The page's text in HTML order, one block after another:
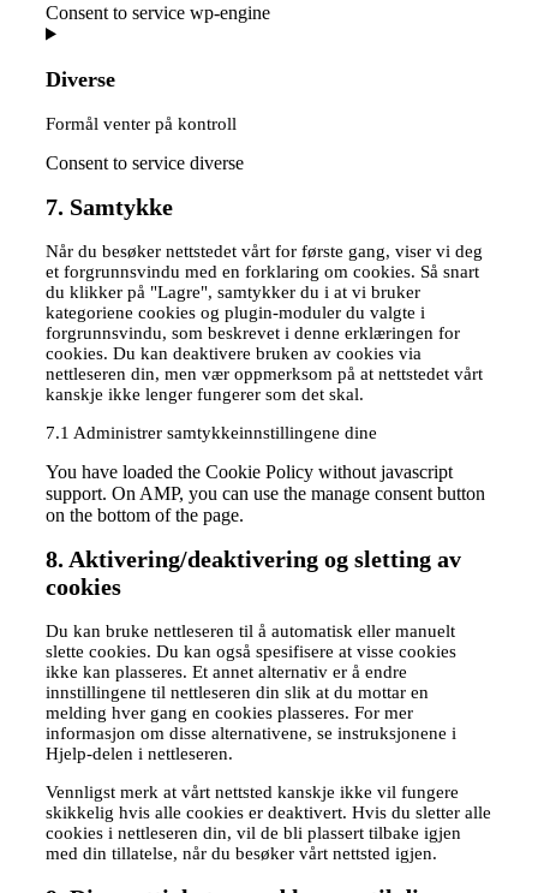
Consent to service wp-engine
Diverse
Formål venter på kontroll
Consent to service diverse
7. Samtykke
Når du besøker nettstedet vårt for første gang, viser vi deg
et forgrunnsvindu med en forklaring om cookies. Så snart
du klikker på "Lagre", samtykker du i at vi bruker
kategoriene cookies og plugin-moduler du valgte i
forgrunnsvindu, som beskrevet i denne erklæringen for
cookies. Du kan deaktivere bruken av cookies via
nettleseren din, men vær oppmerksom på at nettstedet vårt
kanskje ikke lenger fungerer som det skal.
7.1 Administrer samtykkeinnstillingene dine
You have loaded the Cookie Policy without javascript
support. On AMP, you can use the manage consent button
on the bottom of the page.
8. Aktivering/deaktivering og sletting av
cookies
Du kan bruke nettleseren til å automatisk eller manuelt
slette cookies. Du kan også spesifisere at visse cookies
ikke kan plasseres. Et annet alternativ er å endre
innstillingene til nettleseren din slik at du mottar en
melding hver gang en cookies plasseres. For mer
informasjon om disse alternativene, se instruksjonene i
Hjelp-delen i nettleseren.
Vennligst merk at vårt nettsted kanskje ikke vil fungere
skikkelig hvis alle cookies er deaktivert. Hvis du sletter alle
cookies i nettleseren din, vil de bli plassert tilbake igjen
med din tillatelse, når du besøker vårt nettsted igjen.